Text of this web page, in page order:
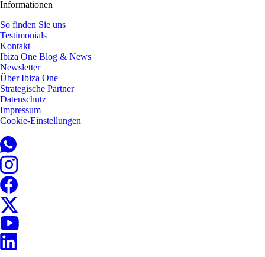
Informationen
So finden Sie uns
Testimonials
Kontakt
Ibiza One Blog & News
Newsletter
Über Ibiza One
Strategische Partner
Datenschutz
Impressum
Cookie-Einstellungen